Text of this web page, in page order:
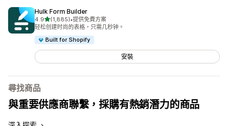
Hulk Form Builder
4.9滿分 5 顆星
(1,885)
共有 1885 則評價
•提供免費方案
轻松创建时尚的表格，只需几秒钟。
Built for Shopify
安裝
尋找商品
與重要供應商聯繫，採購有熱銷潛力的商品